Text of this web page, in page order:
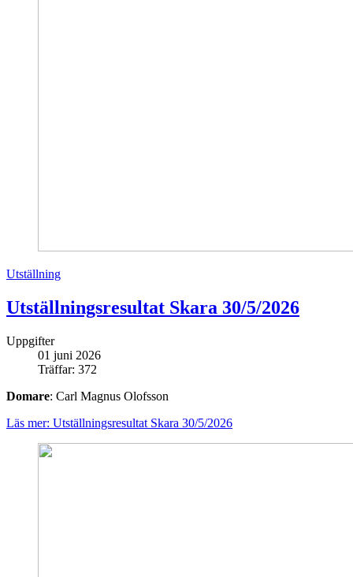
Utställning
Utställningsresultat Skara 30/5/2026
Uppgifter
01 juni 2026
Träffar: 372
Domare: Carl Magnus Olofsson
Läs mer: Utställningsresultat Skara 30/5/2026